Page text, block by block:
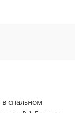
спальном